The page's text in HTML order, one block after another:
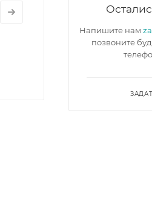
Напишите нам
позвоните